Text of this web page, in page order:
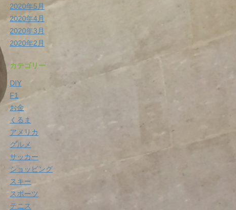
2020年5月
2020年4月
2020年3月
2020年2月
カテゴリー
DIY
F1
お金
くるま
アメリカ
グルメ
サッカー
ショッピング
スキー
スポーツ
テニス